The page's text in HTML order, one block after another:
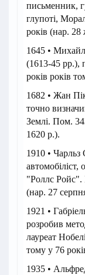
письменник,
глупоті,
років (нар.
1645 •
(1613-45 рр.),
років років
1682 • Жан
точно
Землі. Пом.
1620 р.).
1910 • Чарльз
автомобіліст,
"Роллс Ройс".
(нар. 27
1921 •
розробив
лауреат
тому у 76
1935 •